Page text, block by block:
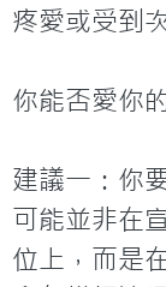
疼愛或受到
你能否愛你
建議一：你
可能並非在
位上，而是